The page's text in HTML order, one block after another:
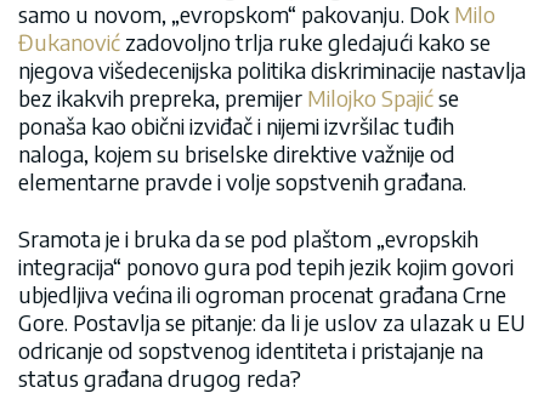
samo u novom, „evropskom“ pakovanju. Dok Milo
Đukanović zadovoljno trlja ruke gledajući kako se
njegova višedecenijska politika diskriminacije nastavlja
bez ikakvih prepreka, premijer Milojko Spajićse
ponaša kao obični izviđač i nijemi izvršilac tuđih
naloga, kojem su briselske direktive važnije od
elementarne pravde i volje sopstvenih građana.
Sramota je i bruka da se pod plaštom „evropskih
integracija“ ponovo gura pod tepih jezik kojim govori
ubjedljiva većina ili ogroman procenat građana Crne
Gore. Postavlja se pitanje: da li je uslov za ulazak u EU
odricanje od sopstvenog identiteta i pristajanje na
status građana drugog reda?